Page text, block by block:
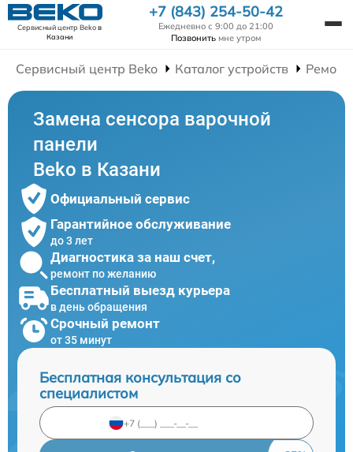
Сервисный центр Bekoв
Казани
+7 (843) 254-50-42
Ежедневно с 9:00 до 21:00
Позвонить мне утром
Сервисный центр Beko Каталог устройств
Замена сенсора варочной
панели
Beko в Казани
Официальный сервис
Гарантийное обслуживание
до 3 лет
Диагностика за наш счет,
ремонт по желанию
Бесплатный выезд курьера
в день обращения
Срочный ремонт
от 35 минут
Бесплатная консультация со
специалистом